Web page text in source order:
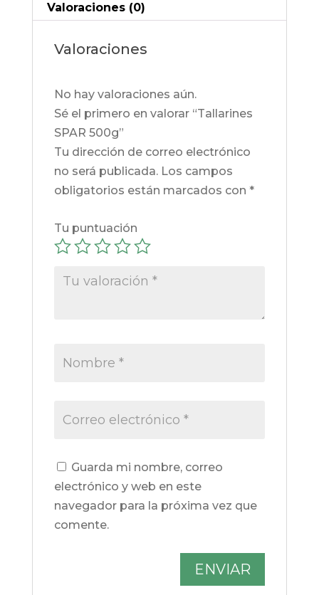
Valoraciones (0)
Valoraciones
No hay valoraciones aún.
Sé el primero en valorar “Tallarines
SPAR 500g”
Tu dirección de correo electrónico
no será publicada. Los campos
obligatorios están marcados con *
Tu puntuación
Guarda mi nombre, correo
electrónico y web en este
navegador para la próxima vez que
comente.